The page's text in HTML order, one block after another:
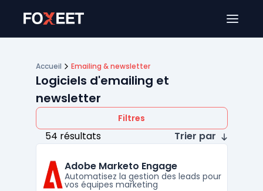
Accueil Emailing & newsletter
Logiciels d'emailing et
newsletter
Filtres
54 résultats Trier par
Adobe Marketo Engage
Automatisez la gestion des leads pour
vos équipes marketing